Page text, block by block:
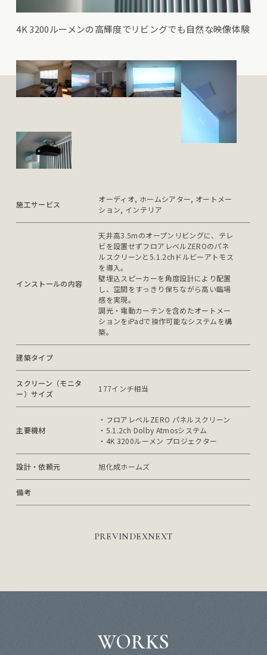
4K 3200ルーメンの高輝度でリビングでも自然な映像体験
施工サービス
オーディオ, ホームシアター, オートメー
ション, インテリア
インストールの内容
天井高3.5mのオープンリビングに、テレ
ビを設置せずフロアレベルZEROのパネ
ルスクリーンと5.1.2chドルビーアトモス
を導入。
壁埋込スピーカーを角度設計により配置
し、空間をすっきり保ちながら高い臨場
感を実現。
調光・電動カーテンを含めたオートメー
ションをiPadで操作可能なシステムを構
築。
建築タイプ
スクリーン（モニタ
ー）サイズ
177インチ相当
主要機材
・フロアレベルZERO パネルスクリーン
・5.1.2ch Dolby Atmosシステム
・4K 3200ルーメン プロジェクター
設計・依頼元 旭化成ホームズ
備考
PREVINDEXNEXT
WORKS